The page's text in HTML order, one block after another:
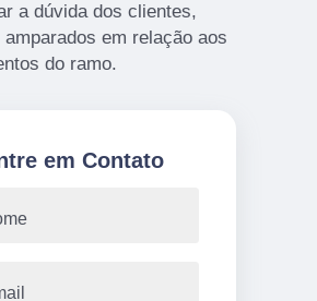
a dúvida dos clientes,
em relação aos
do ramo.
em Contato